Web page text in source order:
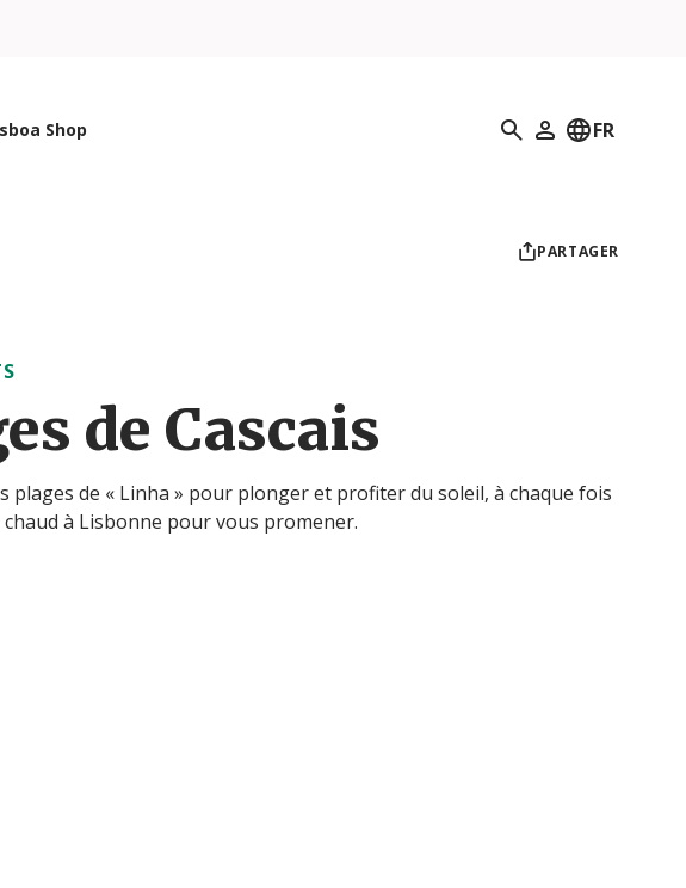
Shop Recherche
Mon profil
FR
PARTAGER
de Cascais
plages de « Linha » pour plonger et profiter du soleil, à chaque fois
à Lisbonne pour vous promener.